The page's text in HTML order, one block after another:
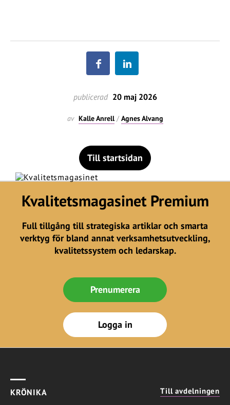
publicerad 20 maj 2026
av Kalle Anrell / Agnes Alvang
Till startsidan
Kvalitetsmagasinet Premium
Full tillgång till strategiska artiklar och smarta
verktyg för bland annat verksamhetsutveckling,
kvalitetssystem och ledarskap.
Prenumerera
Logga in
KRÖNIKA Till avdelningen